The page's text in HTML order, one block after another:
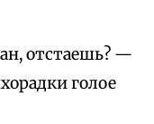
отстаешь? —
голое